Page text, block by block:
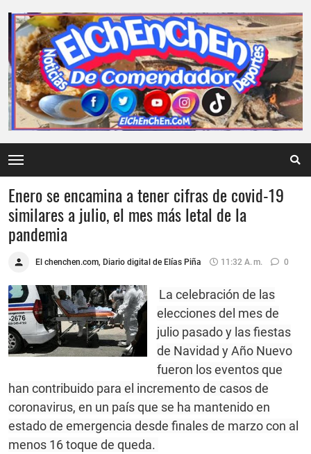
Enero se encamina a tener cifras de covid-19
similares a julio, el mes más letal de la
pandemia
El chenchen.com, Diario digital de Elías Piña 11:32 A. M. 0
La celebración de las
elecciones del mes de
julio pasado y las fiestas
de Navidad y Año Nuevo
fueron los eventos que
han contribuido para el incremento de casos de
coronavirus, en un país que se ha mantenido en
estado de emergencia desde finales de marzo con al
menos 16 toque de queda.